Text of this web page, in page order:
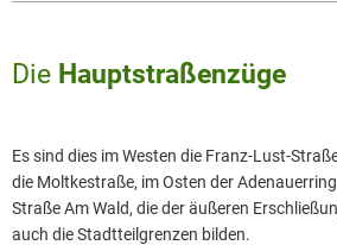
Die Hauptstraßenzüge
Es sind dies im Westen die Franz-Lust-
die Moltkestraße, im Osten der
Straße Am Wald, die der äußeren
auch die Stadtteilgrenzen bilden.